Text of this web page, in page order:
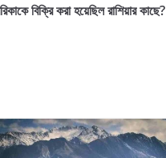
বিক্রি করা হয়েছিল রাশিয়ার কাছে?